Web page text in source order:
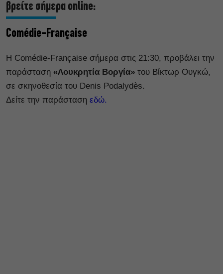
βρείτε σήμερα online:
Comédie-Française
Η Comédie-Française σήμερα στις 21:30, προβάλει την
παράσταση «Λουκρητία Βοργία» του Βίκτωρ Ουγκώ,
σε σκηνοθεσία του Denis Podalydès.
Δείτε την παράσταση εδώ.